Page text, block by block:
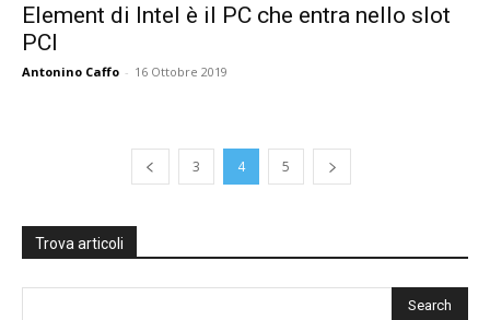
Element di Intel è il PC che entra nello slot
PCI
Antonino Caffo - 16 Ottobre 2019
3 4 5
Trova articoli